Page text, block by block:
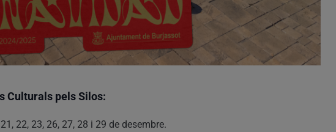
Culturals pels Silos:
22, 23, 26, 27, 28 i 29 de desembre.